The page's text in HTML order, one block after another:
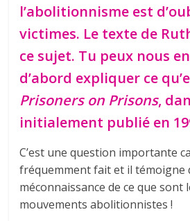
l’abolitionnisme est
victimes. Le texte de
ce sujet. Tu peux nous
d’abord expliquer ce
Prisoners on Prisons,
initialement publié en
C’est une question importante
fréquemment fait et il témoigne
méconnaissance de ce que sont
mouvements abolitionnistes !